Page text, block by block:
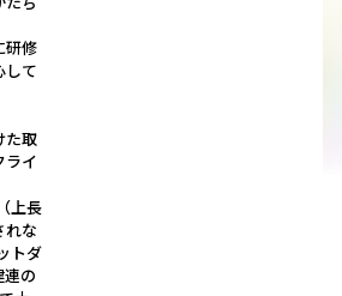
研修
して
た取
ライ
上長
れな
トダ
連の